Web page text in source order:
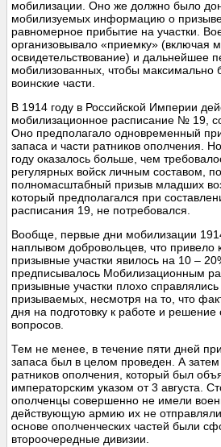
мобилизации. Оно же должно было
мобилизуемых информацию о призыве
равномерное прибытие на участки.
организовывало «приемку» (включая
освидетельствование) и дальнейшее
мобилизованных, чтобы максимально
воинские части.
В 1914 году в Российской Империи
мобилизационное расписание № 19,
Оно предполагало одновременный
запаса и части ратников ополчения.
году оказалось больше, чем
регулярных войск личным составом,
полномасштабный призыв младших
который предполагался при
расписания 19, не потребовался.
Вообще, первые дни мобилизации
наплывом добровольцев, что привело
призывные участки явилось на 10 –
предписывалось Мобилизационным
призывные участки плохо справлялись
призываемых, несмотря на то, что
дня на подготовку к работе и решение
вопросов.
Тем не менее, в течение пяти дней
запаса был в целом проведен. А
ратников ополчения, который был
императорским указом от 3 августа.
ополченцы совершенно не имели
действующую армию их не
основе ополченческих частей были
второочередные дивизии.